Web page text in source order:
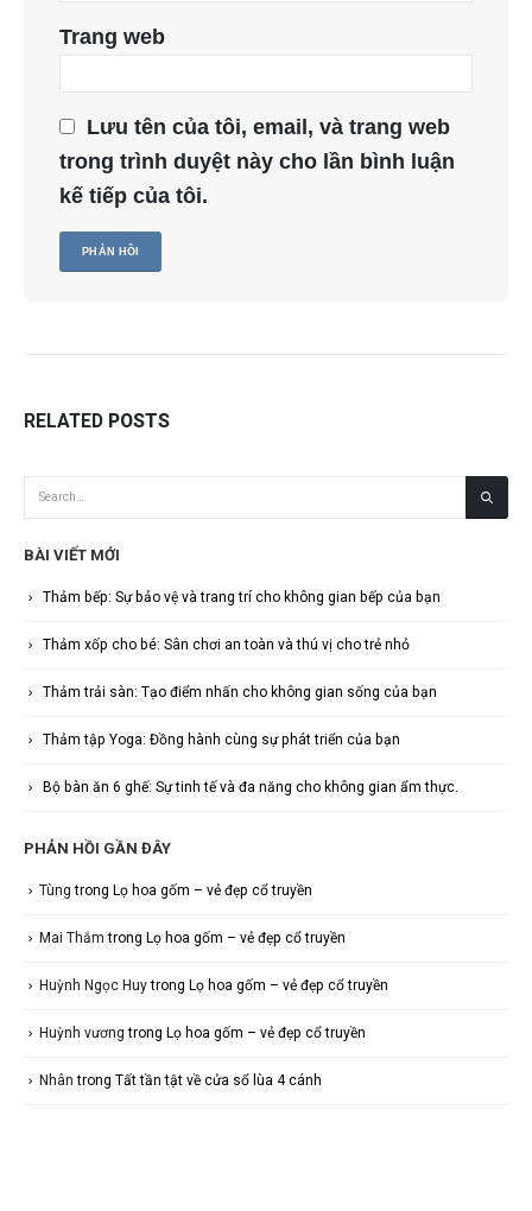
Trang web
Lưu tên của tôi, email, và trang web
trong trình duyệt này cho lần bình luận
kế tiếp của tôi.
RELATED POSTS
BÀI VIẾT MỚI
Thảm bếp: Sự bảo vệ và trang trí cho không gian bếp của bạn
Thảm xốp cho bé: Sân chơi an toàn và thú vị cho trẻ nhỏ
Thảm trải sàn: Tạo điểm nhấn cho không gian sống của bạn
Thảm tập Yoga: Đồng hành cùng sự phát triển của bạn
Bộ bàn ăn 6 ghế: Sự tinh tế và đa năng cho không gian ẩm thực.
PHẢN HỒI GẦN ĐÂY
Tùng trong Lọ hoa gốm – vẻ đẹp cổ truyền
Mai Thắm trong Lọ hoa gốm – vẻ đẹp cổ truyền
Huỳnh Ngọc Huytrong Lọ hoa gốm – vẻ đẹp cổ truyền
Huỳnh vương trong Lọ hoa gốm – vẻ đẹp cổ truyền
Nhân trong Tất tần tật về cửa sổ lùa 4 cánh